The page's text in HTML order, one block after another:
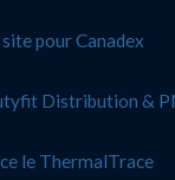
pour Canadex
Distribution &
le ThermalTrace